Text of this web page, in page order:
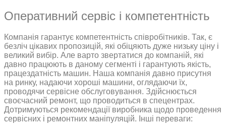
Оперативний сервіс і компетентність
Компанія гарантує компетентність співробітників. Так, є
безліч цікавих пропозицій, які обіцяють дуже низьку ціну і
великий вибір. Але варто звертатися до компаній, які
давно працюють в даному сегменті і гарантують якість,
працездатність машин. Наша компанія давно присутня
на ринку, надаючи хороші машини, оглядаючи їх,
проводячи сервісне обслуговування. Здійснюється
своєчасний ремонт, що проводиться в спецентрах.
Дотримуються рекомендації виробника щодо проведення
сервісних і ремонтних маніпуляцій. Інші переваги: